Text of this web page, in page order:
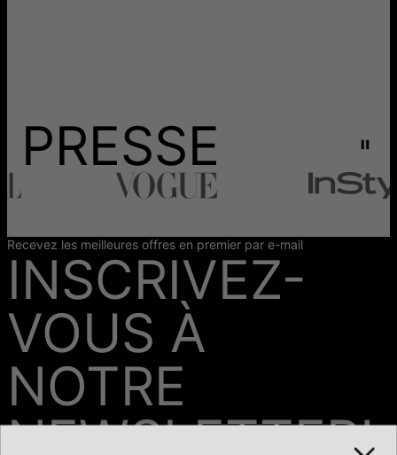
PRESSE
Recevez les meilleures offres en premier par e-mail
INSCRIVEZ-
VOUS À
NOTRE
NEWSLETTER!